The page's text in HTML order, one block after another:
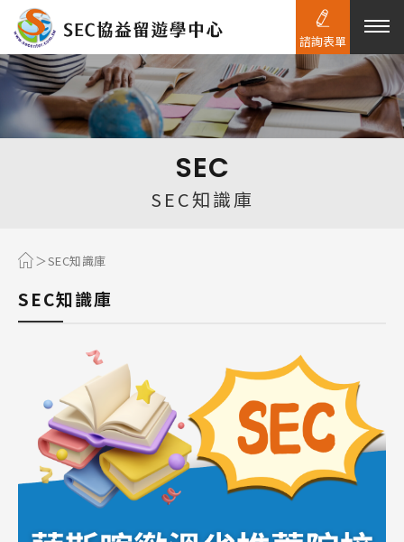
熱門搜尋：
SEC
SEC知識庫
SEC知識庫
SEC知識庫
諮詢表單